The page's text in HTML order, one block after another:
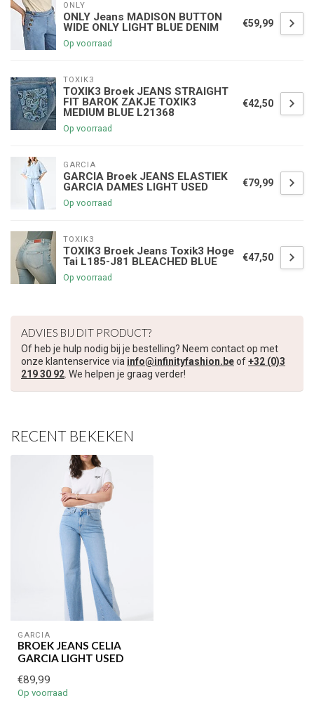
ONLY
ONLY Jeans MADISON BUTTON
WIDE ONLY LIGHT BLUE DENIM
Op voorraad
€59,99
TOXIK3
TOXIK3 Broek JEANS STRAIGHT
FIT BAROK ZAKJE TOXIK3
MEDIUM BLUE L21368
Op voorraad
€42,50
GARCIA
GARCIA Broek JEANS ELASTIEK
GARCIA DAMES LIGHT USED
Op voorraad
€79,99
TOXIK3
TOXIK3 Broek Jeans Toxik3 Hoge
Tai L185-J81 BLEACHED BLUE
Op voorraad
€47,50
ADVIES BIJ DIT PRODUCT?
Of heb je hulp nodig bij je bestelling? Neem contact op met
onze klantenservice via info@infinityfashion.beof+32 (0)3
219 30 92. We helpen je graag verder!
RECENT BEKEKEN
GARCIA
BROEK JEANS CELIA
GARCIA LIGHT USED
€89,99
Op voorraad